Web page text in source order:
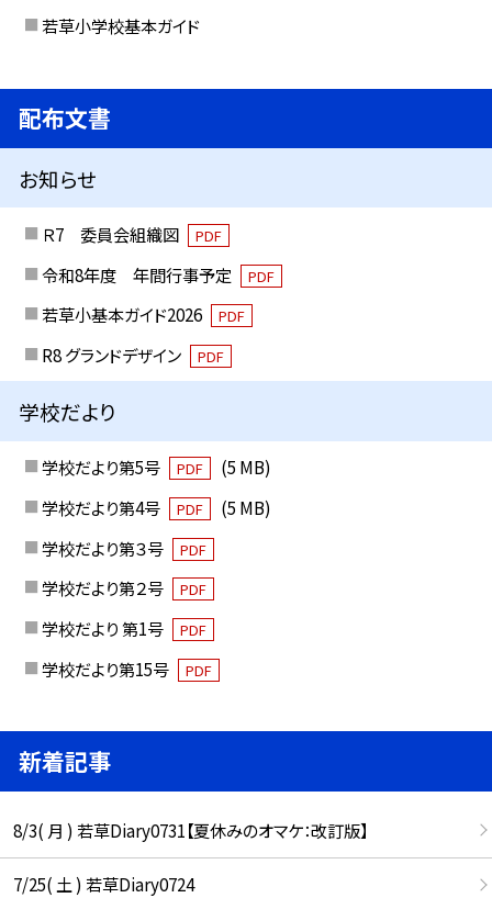
若草小学校基本ガイド
配布文書
お知らせ
Ｒ7 委員会組織図 PDF
令和8年度 年間行事予定 PDF
若草小基本ガイド2026 PDF
R8 グランドデザイン PDF
学校だより
学校だより第5号 PDF
(5 MB)
学校だより第4号
PDF
(5 MB)
学校だより第３号
PDF
学校だより第２号 PDF
学校だより 第1号 PDF
学校だより第15号 PDF
新着記事
8/3( 月 ) 若草Diary0731【夏休みのオマケ：改訂版】
7/25( 土 ) 若草Diary0724